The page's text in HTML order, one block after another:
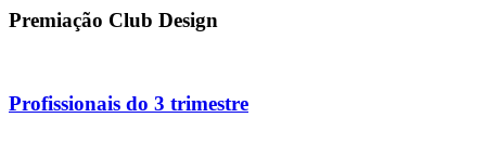
Premiação Club Design
Profissionais do 3 trimestre